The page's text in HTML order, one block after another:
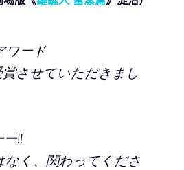
ワード
させていただきまし
!!
なく、関わってくださ